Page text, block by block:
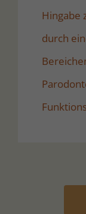
Hingabe
durch